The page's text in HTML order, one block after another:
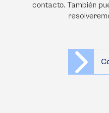
contacto. También